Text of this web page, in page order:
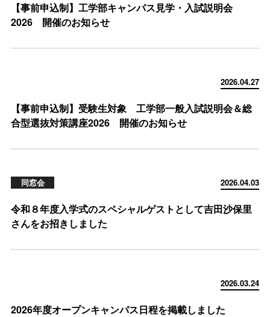
【事前申込制】工学部キャンパス見学・入試説明会
2026 開催のお知らせ
2026.04.27
【事前申込制】受験生対象 工学部一般入試説明会＆総
合型選抜対策講座2026 開催のお知らせ
2026.04.03
同窓会
令和８年度入学式のスペシャルゲストとして吉田沙保里
さんをお招きしました
2026.03.24
2026年度オープンキャンパス日程を掲載しました